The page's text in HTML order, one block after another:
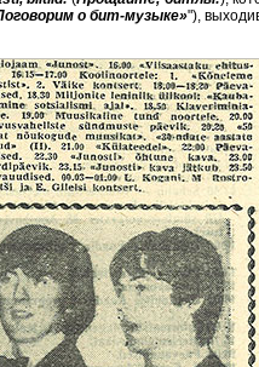
о бит-музыке»"),